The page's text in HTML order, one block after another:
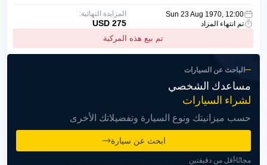
Sun 23 Aug 1970, 12:00
تم انتهاء المزاد
تم بيع هذه المركبة
المزايدة النهائية:
275 USD
الباحث عن السيارات
مساعدك الشخصي
لشراء السيارات
حسب ميزانيتك ونوع السيارة وتفضيلاتك الأخرى
ابحث عن سيارة
مجانًا أقل من دقيقتين